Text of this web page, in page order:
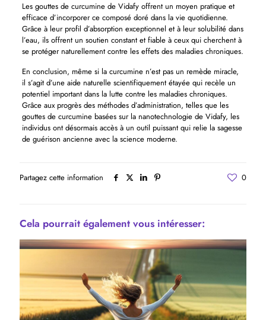
Les gouttes de curcumine de Vidafy offrent un moyen pratique et
efficace d’incorporer ce composé doré dans la vie quotidienne.
Grâce à leur profil d’absorption exceptionnel et à leur solubilité dans
l’eau, ils offrent un soutien constant et fiable à ceux qui cherchent à
se protéger naturellement contre les effets des maladies chroniques.
En conclusion, même si la curcumine n’est pas un remède miracle,
il s’agit d’une aide naturelle scientifiquement étayée qui recèle un
potentiel important dans la lutte contre les maladies chroniques.
Grâce aux progrès des méthodes d’administration, telles que les
gouttes de curcumine basées sur la nanotechnologie de Vidafy, les
individus ont désormais accès à un outil puissant qui relie la sagesse
de guérison ancienne avec la science moderne.
Partagez cette information 0
Cela pourrait également vous intéresser: